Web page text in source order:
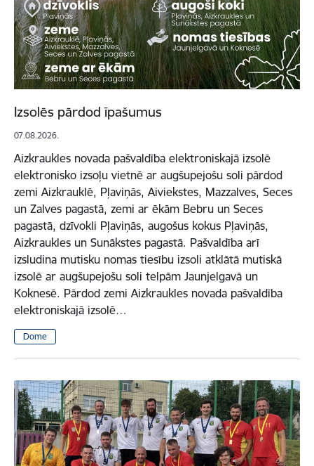
Izsolēs pārdod īpašumus
07.08.2026.
Aizkraukles novada pašvaldība elektroniskajā izsolē
elektronisko izsoļu vietnē ar augšupejošu soli pārdod
zemi Aizkrauklē, Pļaviņās, Aiviekstes, Mazzalves, Seces
un Zalves pagastā, zemi ar ēkām Bebru un Seces
pagastā, dzīvokli Pļaviņās, augošus kokus Pļaviņās,
Aizkraukles un Sunākstes pagastā. Pašvaldība arī
izsludina mutisku nomas tiesību izsoli atklātā mutiskā
izsolē ar augšupejošu soli telpām Jaunjelgavā un
Koknesē. Pārdod zemi Aizkraukles novada pašvaldība
elektroniskajā izsolē…
Dome